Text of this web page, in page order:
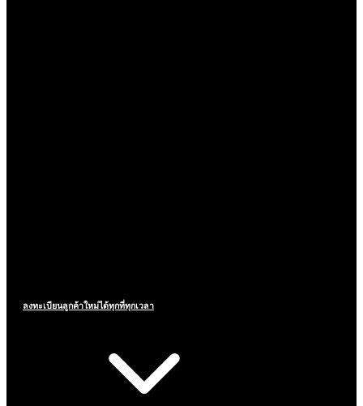
ลงทะเบียนลูกค้าใหม่ได้ทุกที่ทุกเวลา